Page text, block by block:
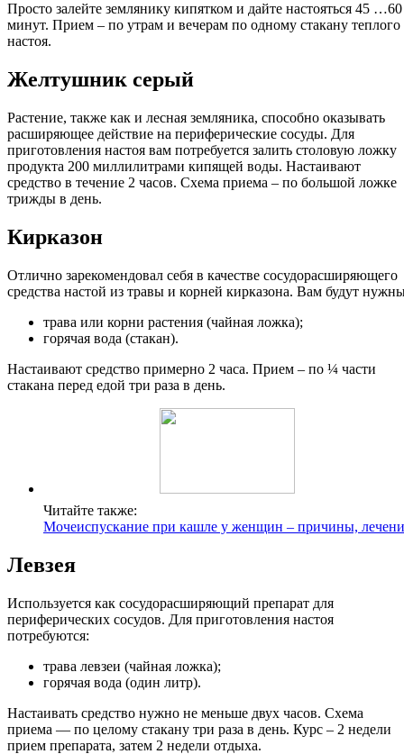
Просто залейте землянику кипятком и дайте настояться 45 …60
минут. Прием – по утрам и вечерам по одному стакану теплого
настоя.
Желтушник серый
Растение, также как и лесная земляника, способно оказывать
расширяющее действие на периферические сосуды. Для
приготовления настоя вам потребуется залить столовую ложку
продукта 200 миллилитрами кипящей воды. Настаивают
средство в течение 2 часов. Схема приема – по большой ложке
трижды в день.
Кирказон
Отлично зарекомендовал себя в качестве сосудорасширяющего
средства настой из травы и корней кирказона. Вам будут
трава или корни растения (чайная ложка);
горячая вода (стакан).
Настаивают средство примерно 2 часа. Прием – по ¼ части
стакана перед едой три раза в день.
Читайте также:
Мочеиспускание при кашле у женщин – причины,
Левзея
Используется как сосудорасширяющий препарат для
периферических сосудов. Для приготовления настоя
потребуются:
трава левзеи (чайная ложка);
горячая вода (один литр).
Настаивать средство нужно не меньше двух часов. Схема
приема — по целому стакану три раза в день. Курс – 2 недели
прием препарата, затем 2 недели отдыха.